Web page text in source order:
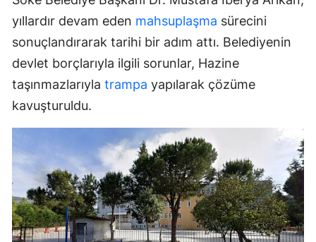
yıllardır devam eden mahsuplaşma sürecini
sonuçlandırarak tarihi bir adım attı. Belediyenin
devlet borçlarıyla ilgili sorunlar, Hazine
taşınmazlarıyla trampa yapılarak çözüme
kavuşturuldu.